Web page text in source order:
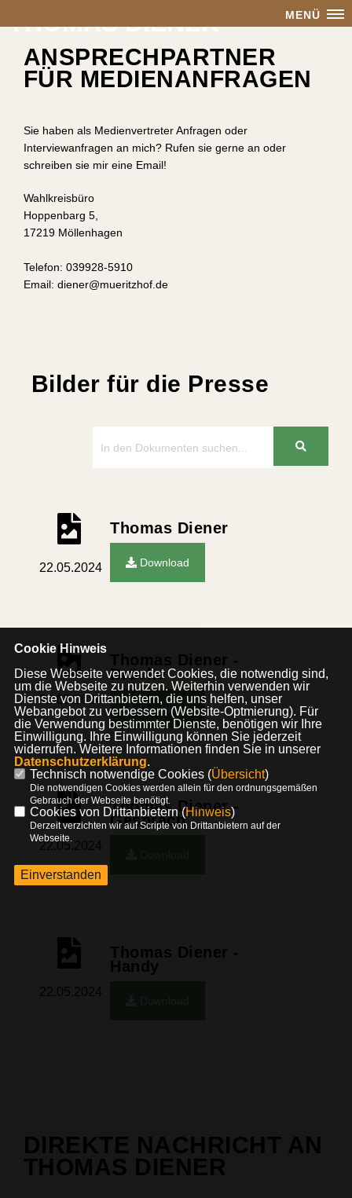
THOMAS DIENER MENÜ
ANSPRECHPARTNER
FÜR MEDIENANFRAGEN
Sie haben als Medienvertreter Anfragen oder
Interviewanfragen an mich? Rufen sie gerne an oder
schreiben sie mir eine Email!
Wahlkreisbüro
Hoppenbarg 5,
17219 Möllenhagen
Telefon: 039928-5910
Email: diener@mueritzhof.de
Bilder für die Presse
22.05.2024
Thomas Diener
Download
22.05.2024
Thomas Diener -
Brücke
Download
22.05.2024
Thomas Diener -
Gespräch
22.05.2024
Thomas Diener -
Handy
DIREKTE NACHRICHT AN
THOMAS DIENER
Cookie Hinweis
Diese Webseite verwendet Cookies, die notwendig sind,
um die Webseite zu nutzen. Weiterhin verwenden wir
Dienste von Drittanbietern, die uns helfen, unser
Webangebot zu verbessern (Website-Optmierung). Für
die Verwendung bestimmter Dienste, benötigen wir Ihre
Einwilligung. Ihre Einwilligung können Sie jederzeit
widerrufen. Weitere Informationen finden Sie in unserer
Datenschutzerklärung.
Technisch notwendige Cookies (Übersicht)
Die notwendigen Cookies werden allein für den ordnungsgemäßen
Gebrauch der Webseite benötigt.
Cookies von Drittanbietern (Hinweis)
Derzeit verzichten wir auf Scripte von Drittanbietern auf der
Webseite.
Einverstanden